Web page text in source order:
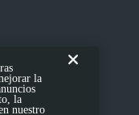
de
la
la
la
nuestro